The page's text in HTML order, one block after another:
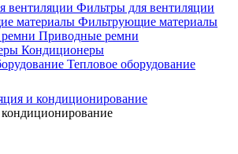
Фильтры для вентиляции
Фильтрующие материалы
Приводные ремни
Кондиционеры
Тепловое оборудование
и кондиционирование